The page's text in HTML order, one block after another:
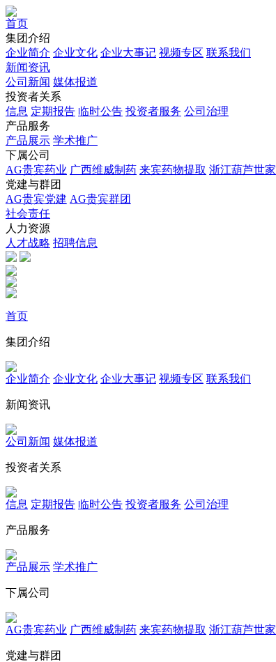
首页
集团介绍
企业简介 企业文化 企业⼤事记 视频专区 联系我们
新闻资讯
公司新闻 媒体报道
投资者关系
信息 定期报告 临时公告 投资者服务 公司治理
产品服务
产品展示 学术推广
下属公司
AG贵宾药业 广西维威制药 来宾药物提取 浙江葫芦世家
党建与群团
AG贵宾党建 AG贵宾群团
社会责任
人力资源
人才战略 招聘信息
首页
集团介绍
企业简介 企业文化 企业⼤事记 视频专区 联系我们
新闻资讯
公司新闻 媒体报道
投资者关系
信息 定期报告 临时公告 投资者服务 公司治理
产品服务
产品展示 学术推广
下属公司
AG贵宾药业 广西维威制药 来宾药物提取 浙江葫芦世家
党建与群团